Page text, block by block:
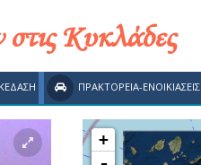
Κυκλάδες
ΠΡΑΚΤΟΡΕΙΑ-ΕΝΟΙΚΙΑΣΕΙΣ
+